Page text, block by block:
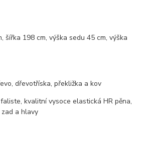
šířka 198 cm, výška sedu 45 cm, výška
dřevotříska, překližka a kov
kvalitní vysoce elastická HR pěna,
a hlavy